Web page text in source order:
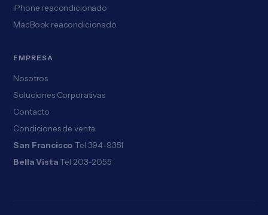
iPhone reacondicionado
MacBook reacondicionado
EMPRESA
Nosotros
Soluciones Corporativas
Contacto
Condiciones de venta
San Francisco Tel 394-9351
Bella Vista Tel 203-2055